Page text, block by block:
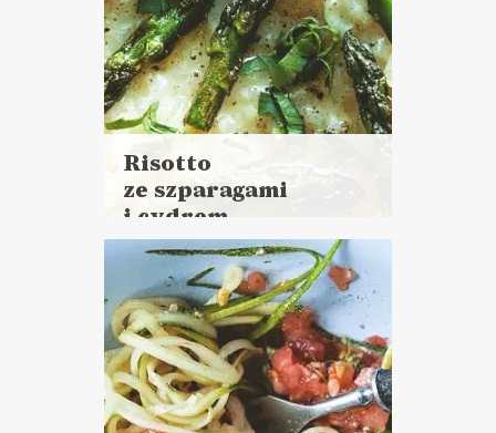
Risotto
ze szparagami
i cydrem
Czytaj
więcej
Czas przygotowania:
do 45 minut
DANIA GŁÓWNE